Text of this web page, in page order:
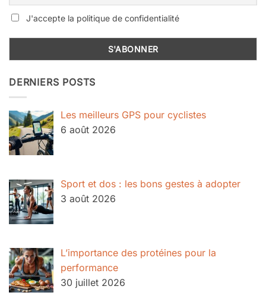
J'accepte la politique de confidentialité
DERNIERS POSTS
Les meilleurs GPS pour cyclistes
6 août 2026
Sport et dos : les bons gestes à adopter
3 août 2026
L’importance des protéines pour la
performance
30 juillet 2026